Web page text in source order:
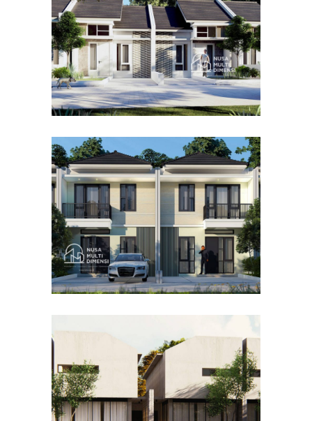
DESAIN RUMAH TERBAIK
Desain Cluster Premier 4 di
Cibinong Bogor
DESAIN RUMAH TERBAIK
Desain Concrete House di
Cinere Depok
DESAIN RUMAH TERBAIK